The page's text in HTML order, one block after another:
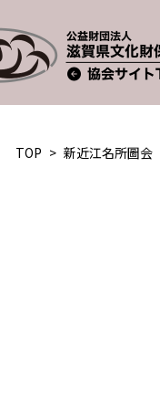
TOP > 新近江名所圖会